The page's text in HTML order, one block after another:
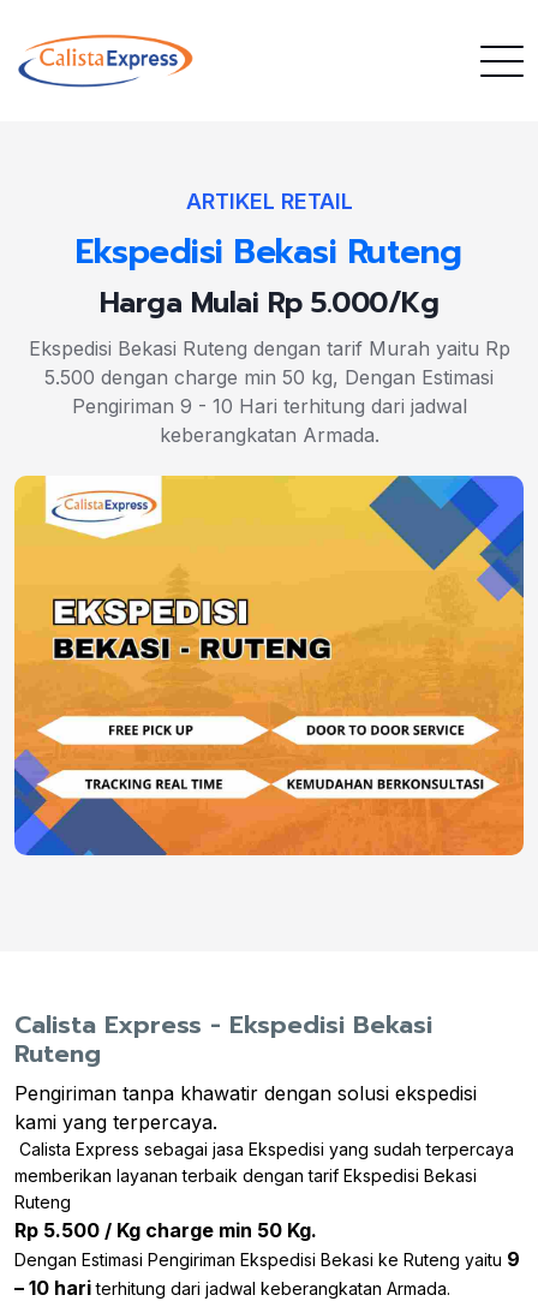
ARTIKEL RETAIL
Ekspedisi Bekasi Ruteng
Harga Mulai Rp 5.000/Kg
Ekspedisi Bekasi Ruteng dengan tarif Murah yaitu Rp
5.500 dengan charge min 50 kg, Dengan Estimasi
Pengiriman 9 - 10 Hari terhitung dari jadwal
keberangkatan Armada.
Calista Express - Ekspedisi Bekasi
Ruteng
Pengiriman tanpa khawatir dengan solusi ekspedisi
kami yang terpercaya.
Calista Express sebagai jasa Ekspedisi yang sudah terpercaya
memberikan layanan terbaik dengan tarif Ekspedisi Bekasi
Ruteng
Rp 5.500 / Kg charge min 50 Kg.
Dengan Estimasi Pengiriman Ekspedisi Bekasi ke Ruteng yaitu 9
– 10 hariterhitung dari jadwal keberangkatan Armada.